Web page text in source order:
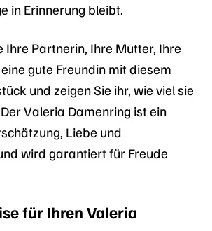
in Erinnerung bleibt.
Ihre Partnerin, Ihre Mutter, Ihre
gute Freundin mit diesem
und zeigen Sie ihr, wie viel sie
Valeria Damenring ist ein
Liebe und
wird garantiert für Freude
für Ihren Valeria